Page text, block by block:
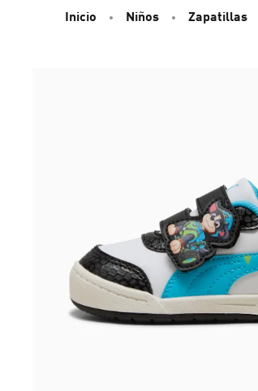
Inicio Niños Zapatillas